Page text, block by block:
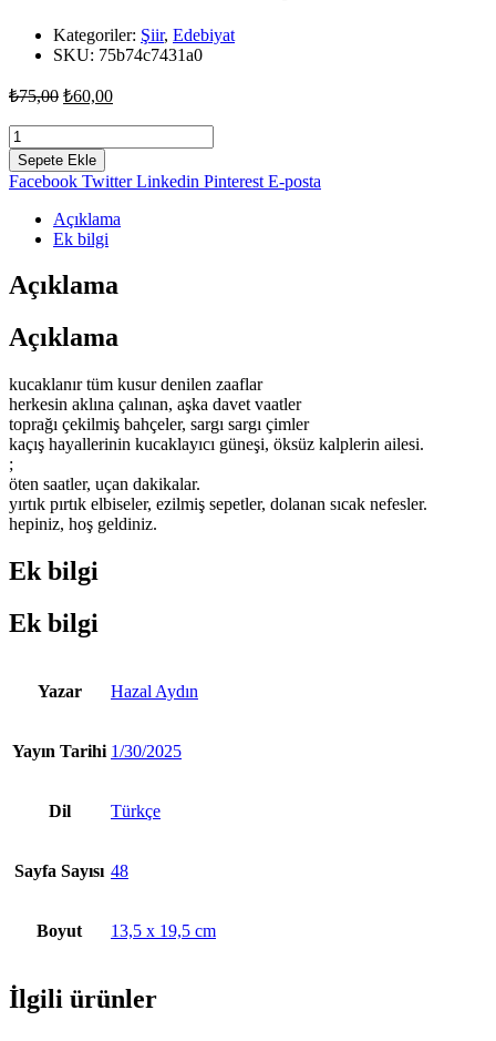
Kategoriler: Şiir, Edebiyat
SKU: 75b74c7431a0
₺75,00 Orijinal
₺60,00Şu
fiyat:
₺60,00.
Seferler
-
Hazal
Aydın
adet
Sepete Ekle
Facebook Twitter Linkedin Pinterest E-posta
Açıklama
Ek bilgi
Açıklama
Açıklama
kucaklanır tüm kusur denilen zaaflar
herkesin aklına çalınan, aşka davet vaatler
toprağı çekilmiş bahçeler, sargı sargı çimler
kaçış hayallerinin kucaklayıcı güneşi, öksüz kalplerin ailesi.
;
öten saatler, uçan dakikalar.
yırtık pırtık elbiseler, ezilmiş sepetler, dolanan sıcak nefesler.
hepiniz, hoş geldiniz.
Ek bilgi
Ek bilgi
Yazar Hazal Aydın
Yayın Tarihi 1/30/2025
Dil Türkçe
Sayfa Sayısı 48
Boyut 13,5 x 19,5 cm
İlgili ürünler